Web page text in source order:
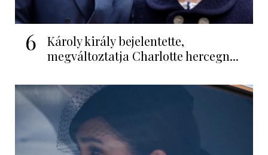
6
Károly király bejelentette,
megváltoztatja Charlotte hercegn...